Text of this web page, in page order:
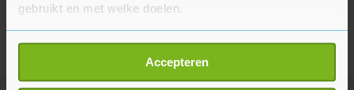
gebruikt en met welke doelen.
Als u het toestaat, willen we ook graag:
Informatie verzamelen over uw geografische
locatie, die tot een paar meter nauwkeurig kan zijn
Accepteren